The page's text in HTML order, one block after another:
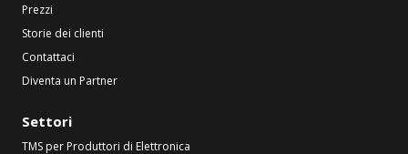
Prezzi
Storie dei clienti
Contattaci
Diventa un Partner
Settori
TMS per Produttori di Elettronica